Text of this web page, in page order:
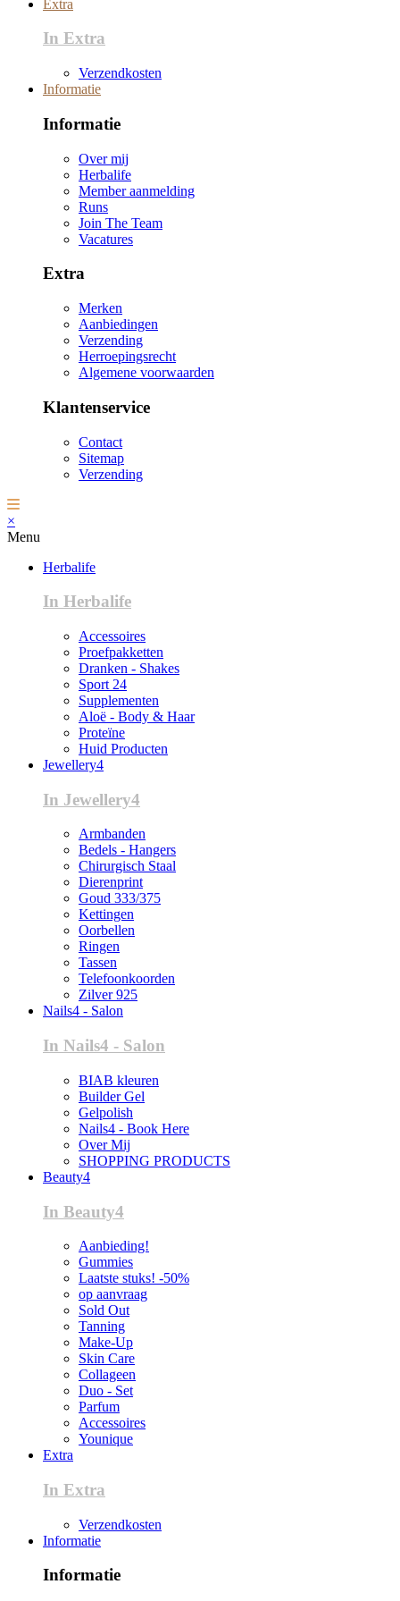
Extra
In Extra
Verzendkosten
Informatie
Informatie
Over mij
Herbalife
Member aanmelding
Runs
Join The Team
Vacatures
Extra
Merken
Aanbiedingen
Verzending
Herroepingsrecht
Algemene voorwaarden
Klantenservice
Contact
Sitemap
Verzending
×
Menu
Herbalife
In Herbalife
Accessoires
Proefpakketten
Dranken - Shakes
Sport 24
Supplementen
Aloë - Body & Haar
Proteïne
Huid Producten
Jewellery4
In Jewellery4
Armbanden
Bedels - Hangers
Chirurgisch Staal
Dierenprint
Goud 333/375
Kettingen
Oorbellen
Ringen
Tassen
Telefoonkoorden
Zilver 925
Nails4 - Salon
In Nails4 - Salon
BIAB kleuren
Builder Gel
Gelpolish
Nails4 - Book Here
Over Mij
SHOPPING PRODUCTS
Beauty4
In Beauty4
Aanbieding!
Gummies
Laatste stuks! -50%
op aanvraag
Sold Out
Tanning
Make-Up
Skin Care
Collageen
Duo - Set
Parfum
Accessoires
Younique
Extra
In Extra
Verzendkosten
Informatie
Informatie